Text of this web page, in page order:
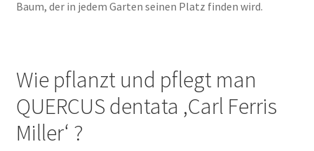
Baum, der in jedem Garten seinen Platz finden wird.
Wie pflanzt und pflegt man
QUERCUS dentata ‚Carl Ferris
Miller‘ ?